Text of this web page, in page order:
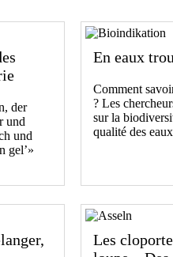
der
und
und
gel’»
En eaux
Comment
? Les
sur la
qualité des
Les